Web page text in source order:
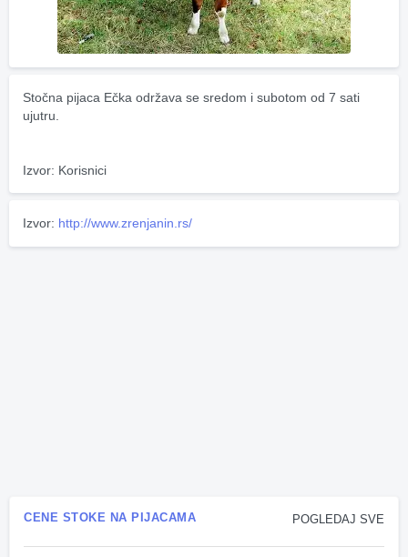
Stočna pijaca Ečka održava se sredom i subotom od 7 sati
ujutru.
Izvor: Korisnici
Izvor: http://www.zrenjanin.rs/
POGLEDAJ SVE
CENE STOKE NA PIJACAMA